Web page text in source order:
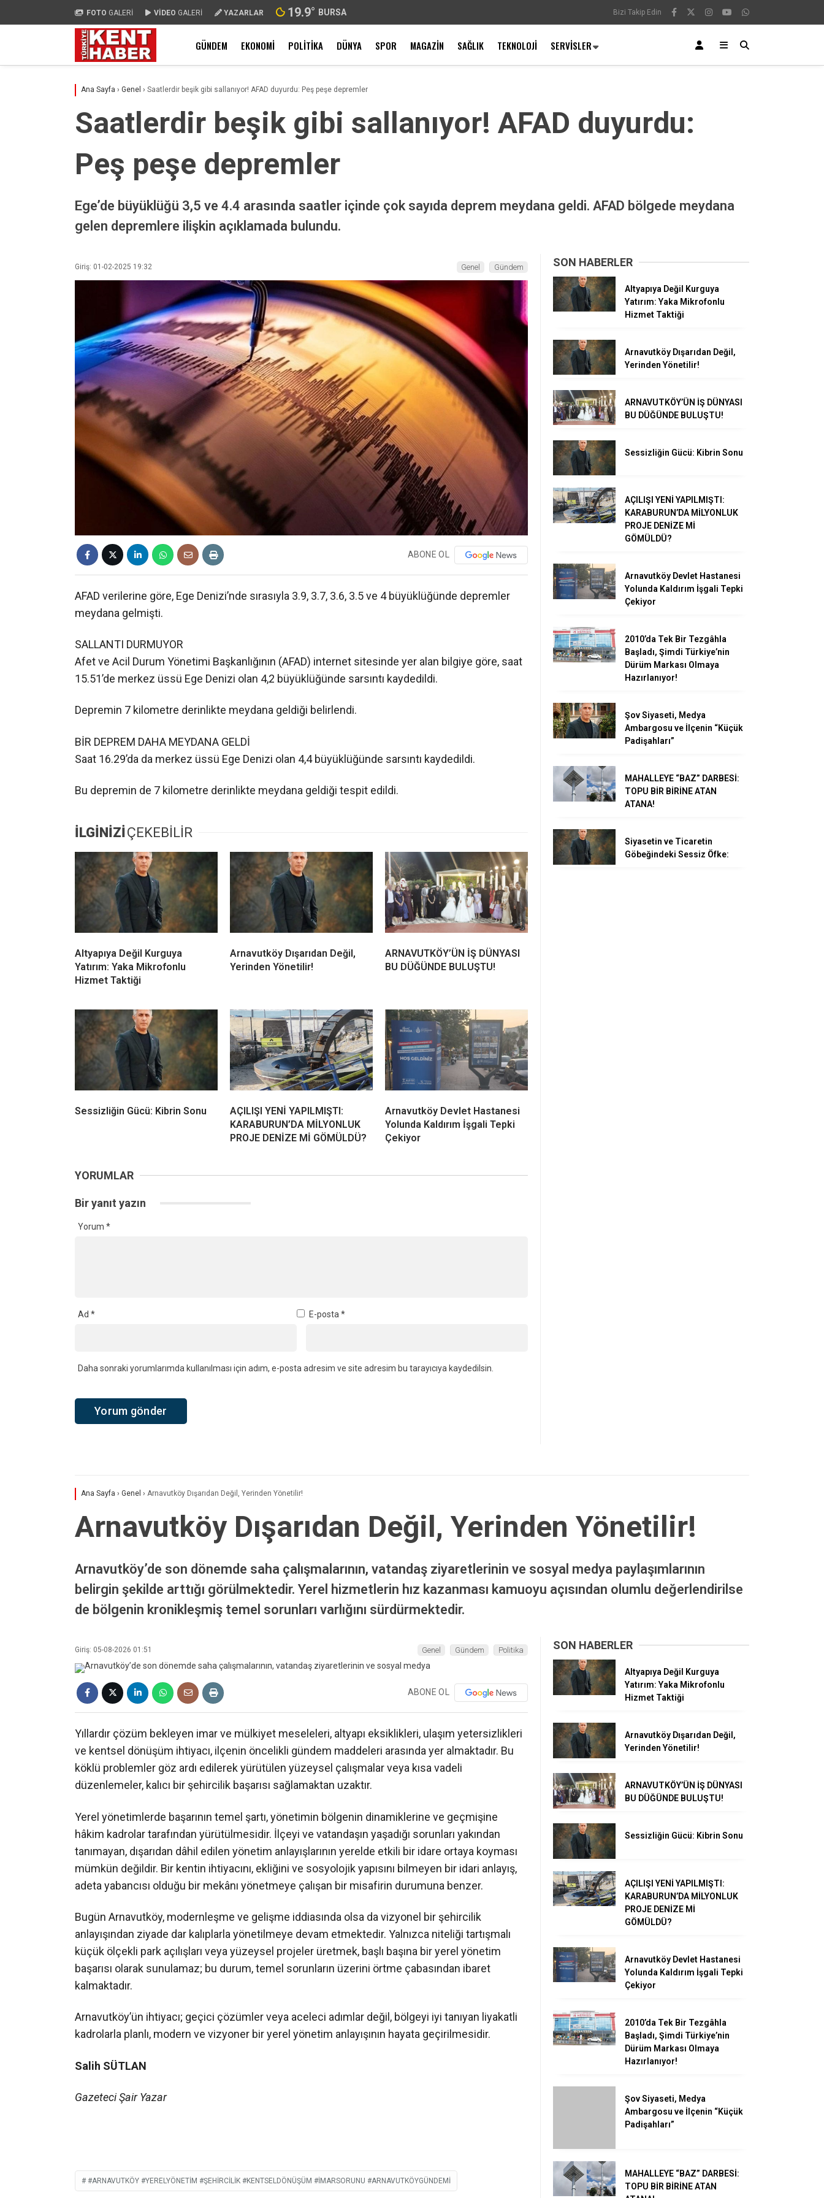
FOTO GALERİ VİDEO GALERİ YAZARLAR 19.9° BURSA Bizi Takip Edin
GÜNDEM EKONOMI POLITIKA DÜNYA SPOR MAGAZIN SAĞLIK TEKNOLOJI SERVISLER
Ana Sayfa › Genel › Saatlerdir beşik gibi sallanıyor! AFAD duyurdu: Peş peşe depremler
Saatlerdir beşik gibi sallanıyor! AFAD duyurdu:
Peş peşe depremler
Ege’de büyüklüğü 3,5 ve 4.4 arasında saatler içinde çok sayıda deprem meydana geldi. AFAD bölgede meydana
gelen depremlere ilişkin açıklamada bulundu.
Giriş: 01-02-2025 19:32 Genel Gündem
ABONE OL
AFAD verilerine göre, Ege Denizi’nde sırasıyla 3.9, 3.7, 3.6, 3.5 ve 4 büyüklüğünde depremler
meydana gelmişti.
SALLANTI DURMUYOR
Afet ve Acil Durum Yönetimi Başkanlığının (AFAD) internet sitesinde yer alan bilgiye göre, saat
15.51’de merkez üssü Ege Denizi olan 4,2 büyüklüğünde sarsıntı kaydedildi.
Depremin 7 kilometre derinlikte meydana geldiği belirlendi.
BİR DEPREM DAHA MEYDANA GELDİ
Saat 16.29’da da merkez üssü Ege Denizi olan 4,4 büyüklüğünde sarsıntı kaydedildi.
Bu depremin de 7 kilometre derinlikte meydana geldiği tespit edildi.
İLGİNİZİ ÇEKEBİLİR
Altyapıya Değil Kurguya
Yatırım: Yaka Mikrofonlu
Hizmet Taktiği
Arnavutköy Dışarıdan Değil,
Yerinden Yönetilir!
ARNAVUTKÖY’ÜN İŞ DÜNYASI
BU DÜĞÜNDE BULUŞTU!
Sessizliğin Gücü: Kibrin Sonu
AÇILIŞI YENİ YAPILMIŞTI:
KARABURUN’DA MİLYONLUK
PROJE DENİZE Mİ GÖMÜLDÜ?
Arnavutköy Devlet Hastanesi
Yolunda Kaldırım İşgali Tepki
Çekiyor
YORUMLAR
Bir yanıt yazın
Yorum *
Ad * E-posta*
Daha sonraki yorumlarımda kullanılması için adım, e-posta adresim ve site adresim bu tarayıcıya kaydedilsin.
SON HABERLER
Altyapıya Değil Kurguya
Yatırım: Yaka Mikrofonlu
Hizmet Taktiği
Arnavutköy Dışarıdan Değil,
Yerinden Yönetilir!
ARNAVUTKÖY’ÜN İŞ DÜNYASI
BU DÜĞÜNDE BULUŞTU!
Sessizliğin Gücü: Kibrin Sonu
AÇILIŞI YENİ YAPILMIŞTI:
KARABURUN’DA MİLYONLUK
PROJE DENİZE Mİ
GÖMÜLDÜ?
Arnavutköy Devlet Hastanesi
Yolunda Kaldırım İşgali Tepki
Çekiyor
2010’da Tek Bir Tezgâhla
Başladı, Şimdi Türkiye’nin
Dürüm Markası Olmaya
Hazırlanıyor!
Şov Siyaseti, Medya
Ambargosu ve İlçenin “Küçük
Padişahları”
MAHALLEYE “BAZ” DARBESİ:
TOPU BİR BİRİNE ATAN
ATANA!
Siyasetin ve Ticaretin
Göbeğindeki Sessiz Öfke:
Ana Sayfa › Genel › Arnavutköy Dışarıdan Değil, Yerinden Yönetilir!
Arnavutköy Dışarıdan Değil, Yerinden Yönetilir!
Arnavutköy’de son dönemde saha çalışmalarının, vatandaş ziyaretlerinin ve sosyal medya paylaşımlarının
belirgin şekilde arttığı görülmektedir. Yerel hizmetlerin hız kazanması kamuoyu açısından olumlu değerlendirilse
de bölgenin kronikleşmiş temel sorunları varlığını sürdürmektedir.
Giriş: 05-08-2026 01:51 Genel Gündem Politika
ABONE OL
Yıllardır çözüm bekleyen imar ve mülkiyet meseleleri, altyapı eksiklikleri, ulaşım yetersizlikleri
ve kentsel dönüşüm ihtiyacı, ilçenin öncelikli gündem maddeleri arasında yer almaktadır. Bu
köklü problemler göz ardı edilerek yürütülen yüzeysel çalışmalar veya kısa vadeli
düzenlemeler, kalıcı bir şehircilik başarısı sağlamaktan uzaktır.
Yerel yönetimlerde başarının temel şartı, yönetimin bölgenin dinamiklerine ve geçmişine
hâkim kadrolar tarafından yürütülmesidir. İlçeyi ve vatandaşın yaşadığı sorunları yakından
tanımayan, dışarıdan dâhil edilen yönetim anlayışlarının yerelde etkili bir idare ortaya koyması
mümkün değildir. Bir kentin ihtiyacını, ekliğini ve sosyolojik yapısını bilmeyen bir idari anlayış,
adeta yabancısı olduğu bir mekânı yönetmeye çalışan bir misafirin durumuna benzer.
Bugün Arnavutköy, modernleşme ve gelişme iddiasında olsa da vizyonel bir şehircilik
anlayışından ziyade dar kalıplarla yönetilmeye devam etmektedir. Yalnızca niteliği tartışmalı
küçük ölçekli park açılışları veya yüzeysel projeler üretmek, başlı başına bir yerel yönetim
başarısı olarak sunulamaz; bu durum, temel sorunların üzerini örtme çabasından ibaret
kalmaktadır.
Arnavutköy’ün ihtiyacı; geçici çözümler veya aceleci adımlar değil, bölgeyi iyi tanıyan liyakatli
kadrolarla planlı, modern ve vizyoner bir yerel yönetim anlayışının hayata geçirilmesidir.
Salih SÜTLAN
Gazeteci Şair Yazar
#ARNAVUTKÖY #YERELYÖNETIM #ŞEHIRCILIK #KENTSELDÖNÜŞÜM #İMARSORUNU #ARNAVUTKÖYGÜNDEMI
SON HABERLER
Altyapıya Değil Kurguya
Yatırım: Yaka Mikrofonlu
Hizmet Taktiği
Arnavutköy Dışarıdan Değil,
Yerinden Yönetilir!
ARNAVUTKÖY’ÜN İŞ DÜNYASI
BU DÜĞÜNDE BULUŞTU!
Sessizliğin Gücü: Kibrin Sonu
AÇILIŞI YENİ YAPILMIŞTI:
KARABURUN’DA MİLYONLUK
PROJE DENİZE Mİ
GÖMÜLDÜ?
Arnavutköy Devlet Hastanesi
Yolunda Kaldırım İşgali Tepki
Çekiyor
2010’da Tek Bir Tezgâhla
Başladı, Şimdi Türkiye’nin
Dürüm Markası Olmaya
Hazırlanıyor!
Şov Siyaseti, Medya
Ambargosu ve İlçenin “Küçük
Padişahları”
TOPU BİR BİRİNE ATAN
ATANA!